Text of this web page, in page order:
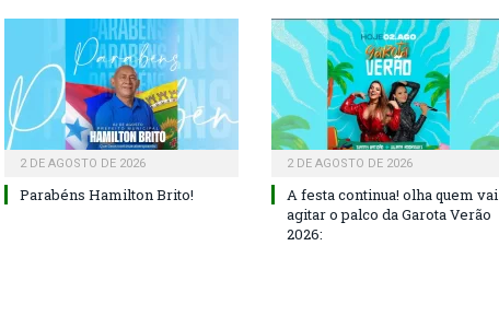
2 DE AGOSTO DE 2026
Parabéns Hamilton Brito!
2 DE AGOSTO DE 2026
A festa continua! olha quem vai
agitar o palco da Garota Verão
2026: